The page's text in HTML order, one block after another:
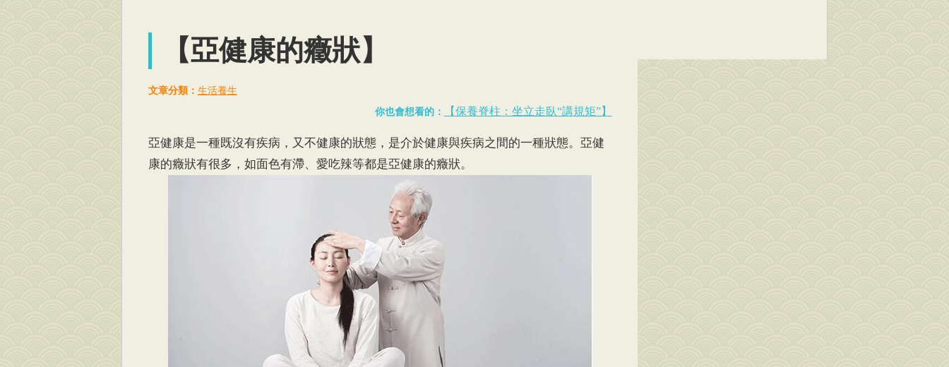
【亞健康的癥狀】
文章分類： 生活養生
你也會想看的：
【保養脊柱：坐立走臥“講規矩”】
亞健康是一種既沒有疾病，又不健康的狀態，是介於健康與疾病之間的一種狀態。亞健
康的癥狀有很多，如面色有滯、愛吃辣等都是亞健康的癥狀。